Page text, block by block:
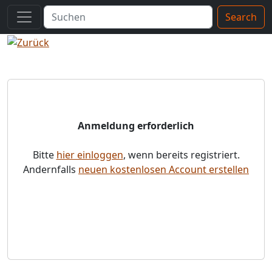
Search
Anmeldung erforderlich
Bitte hier einloggen, wenn bereits registriert.
Andernfalls neuen kostenlosen Account erstellen